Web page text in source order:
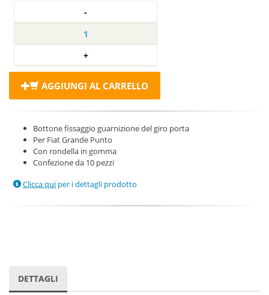
AGGIUNGI AL CARRELLO
Bottone fissaggio guarnizione del giro porta
Per Fiat Grande Punto
Con rondella in gomma
Confezione da 10 pezzi
Clicca qui per i dettagli prodotto
DETTAGLI